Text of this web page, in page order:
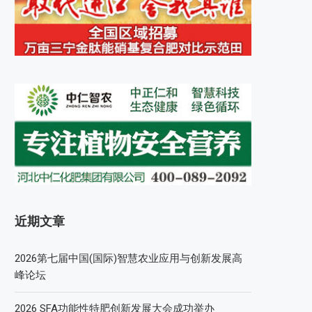
近期文章
2026第七届中国(国际)智慧农业应用与创新发展高
峰论坛
2026 SFA功能性特肥创新发展大会成功举办